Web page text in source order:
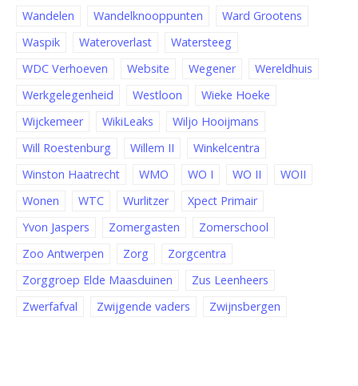
Wandelen
Wandelknooppunten
Ward Grootens
Waspik
Wateroverlast
Watersteeg
WDC Verhoeven
Website Wegener
Wereldhuis
Werkgelegenheid
Westloon
Wieke Hoeke
Wijckemeer
WikiLeaks
Wiljo Hooijmans
Will Roestenburg
Willem II
Winkelcentra
Winston Haatrecht
WMO WO I WO II
WOII
Wonen
WTC Wurlitzer
Xpect Primair
Yvon Jaspers
Zomergasten
Zomerschool
Zoo Antwerpen
Zorg
Zorgcentra
Zorggroep Elde Maasduinen
Zus Leenheers
Zwerfafval
Zwijgende vaders Zwijnsbergen